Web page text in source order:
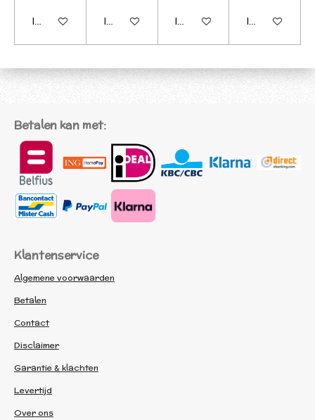
In winkelwagen In winkelwagen In winkelwagen In winkelwagen
Betalen kan met:
Klantenservice
Algemene voorwaarden
Betalen
Contact
Disclaimer
Garantie & klachten
Levertijd
Over ons